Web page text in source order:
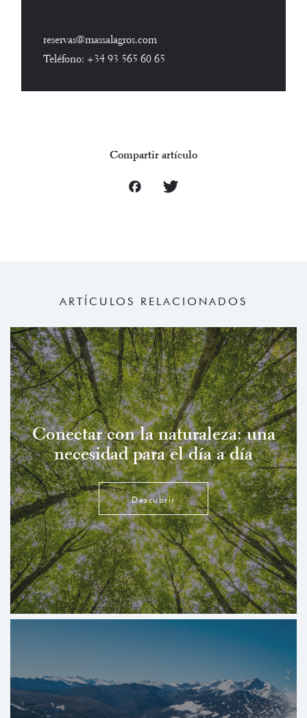
reservas@massalagros.com
Teléfono: +34 93 565 60 65
Compartir artículo
ARTÍCULOS RELACIONADOS
Conectar con la naturaleza: una
necesidad para el día a día
Descubrir